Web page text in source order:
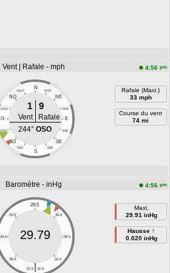
Vent | Rafale - mph 4:56 pm
N
NNO NNE
NO NE
ONO ENE
O E
OSO ESE
SO SE
SSO SSE
S
1 9
Vent
Rafale
244°OSO
Rafale (Maxi.)
33 mph
Course du vent
74 mi
Baromètre - inHg 4:56 pm
29.5
29.0 30.0
28.5 30.5
28.0 31.0
|
27.5 31.5
29.79
Maxi.
29.91 inHg
Hausse ↑
0.020 inHg